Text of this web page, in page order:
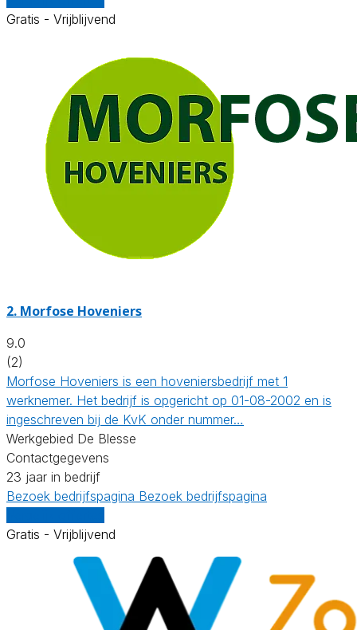
Gratis - Vrijblijvend
2. Morfose Hoveniers
9.0
(2)
Morfose Hoveniers is een hoveniersbedrijf met 1
werknemer. Het bedrijf is opgericht op 01-08-2002 en is
ingeschreven bij de KvK onder nummer…
Werkgebied De Blesse
Contactgegevens
23 jaar in bedrijf
Bezoek bedrijfspagina Bezoek bedrijfspagina
Gratis - Vrijblijvend